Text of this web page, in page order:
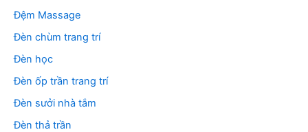
Đệm Massage
Đèn chùm trang trí
Đèn học
Đèn ốp trần trang trí
Đèn sưởi nhà tắm
Đèn thả trần